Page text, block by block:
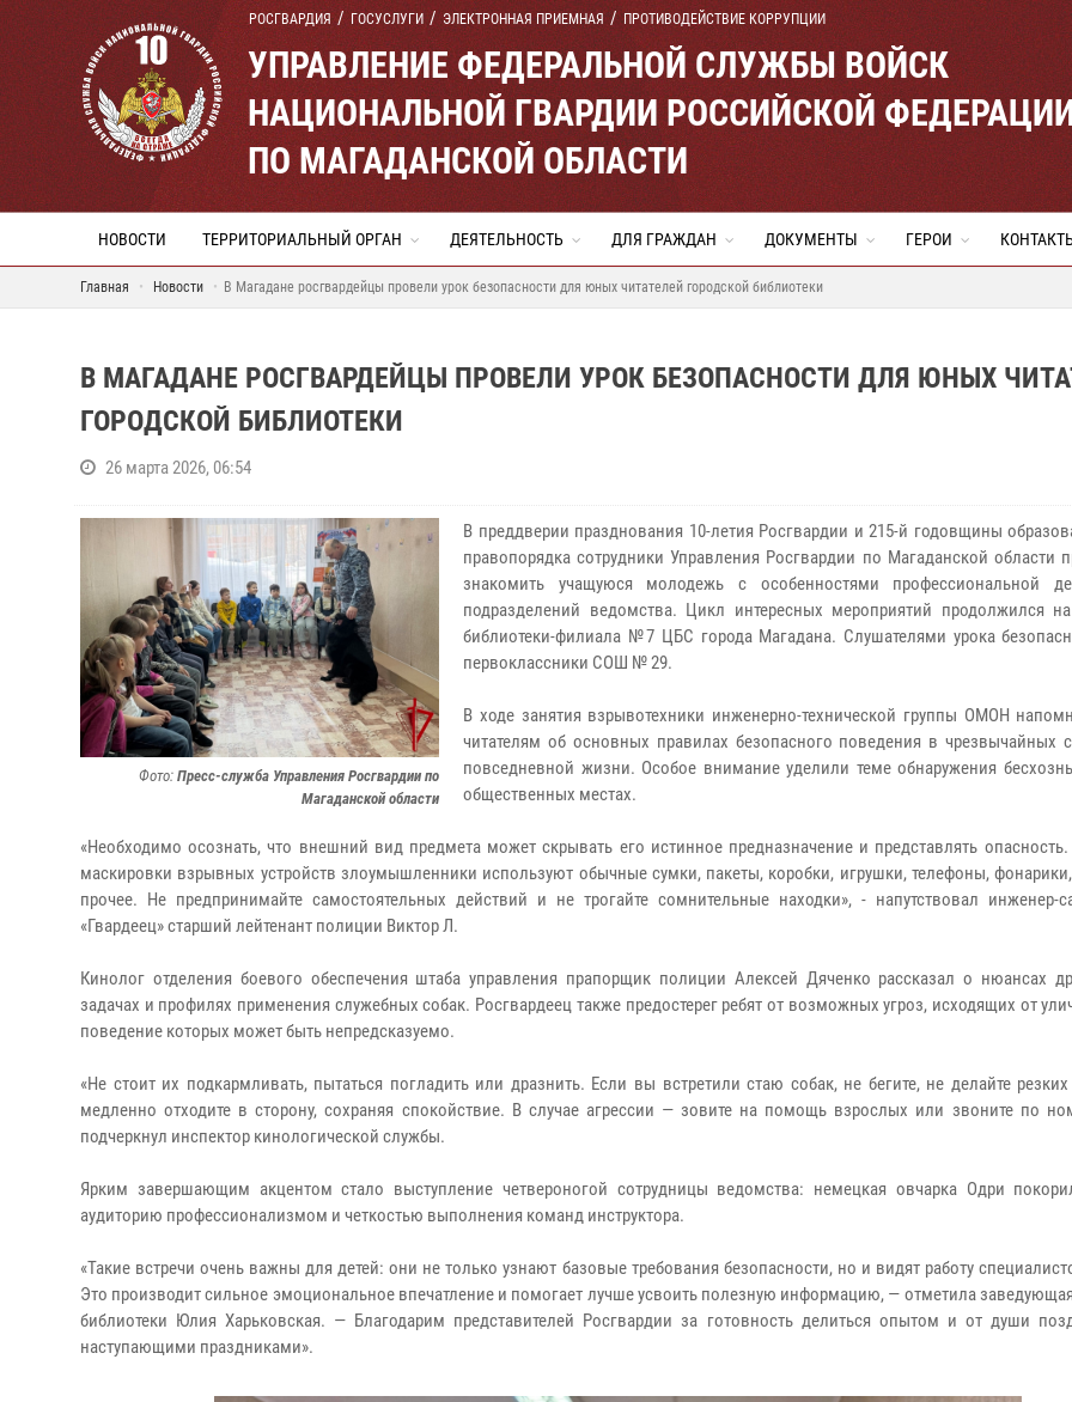
РОСГВАРДИЯ ГОСУСЛУГИ ЭЛЕКТРОННАЯ ПРИЕМНАЯ ПРОТИВОДЕЙСТВИЕ КОРРУПЦИИ
УПРАВЛЕНИЕ ФЕДЕРАЛЬНОЙ СЛУЖБЫ ВОЙСК
НАЦИОНАЛЬНОЙ ГВАРДИИ РОССИЙСКОЙ
ПО МАГАДАНСКОЙ ОБЛАСТИ
НОВОСТИ ТЕРРИТОРИАЛЬНЫЙ ОРГАН ДЕЯТЕЛЬНОСТЬ ДЛЯ ГРАЖДАН ДОКУМЕНТЫ ГЕРОИ
Главная Новости В Магадане росгвардейцы провели урок безопасности для юных читателей городской библиотеки
В МАГАДАНЕ РОСГВАРДЕЙЦЫ ПРОВЕЛИ УРОК БЕЗОПАСНОСТИ ДЛЯ ЮНЫХ
ГОРОДСКОЙ БИБЛИОТЕКИ
26 марта 2026, 06:54
Фото: Пресс-служба Управления Росгвардии по
Магаданской области
В преддверии празднования 10-летия Росгвардии и 215-й годовщины
правопорядка сотрудники Управления Росгвардии по Магаданской области
знакомить учащуюся молодежь с особенностями профессиональной
подразделений ведомства. Цикл интересных мероприятий продолжился
библиотеки-филиала №7 ЦБС города Магадана. Слушателями урока
первоклассники СОШ № 29.
В ходе занятия взрывотехники инженерно-технической группы ОМОН
читателям об основных правилах безопасного поведения в чрезвычайных
повседневной жизни. Особое внимание уделили теме обнаружения
общественных местах.
«Необходимо осознать, что внешний вид предмета может скрывать его истинное предназначение и представлять опасность.
маскировки взрывных устройств злоумышленники используют обычные сумки, пакеты, коробки, игрушки, телефоны,
прочее. Не предпринимайте самостоятельных действий и не трогайте сомнительные находки», - напутствовал инженер-
«Гвардеец» старший лейтенант полиции Виктор Л.
Кинолог отделения боевого обеспечения штаба управления прапорщик полиции Алексей Дяченко рассказал о нюансах
задачах и профилях применения служебных собак. Росгвардеец также предостерег ребят от возможных угроз, исходящих от
поведение которых может быть непредсказуемо.
«Не стоит их подкармливать, пытаться погладить или дразнить. Если вы встретили стаю собак, не бегите, не делайте
медленно отходите в сторону, сохраняя спокойствие. В случае агрессии — зовите на помощь взрослых или звоните по
подчеркнул инспектор кинологической службы.
Ярким завершающим акцентом стало выступление четвероногой сотрудницы ведомства: немецкая овчарка Одри
аудиторию профессионализмом и четкостью выполнения команд инструктора.
«Такие встречи очень важны для детей: они не только узнают базовые требования безопасности, но и видят работу
Это производит сильное эмоциональное впечатление и помогает лучше усвоить полезную информацию, — отметила
библиотеки Юлия Харьковская. — Благодарим представителей Росгвардии за готовность делиться опытом и от души
наступающими праздниками».